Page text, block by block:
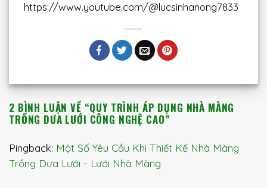
https://www.youtube.com/@lucsinhanong7833
2 BÌNH LUẬN VỀ “QUY TRÌNH ÁP DỤNG NHÀ MÀNG
TRỒNG DƯA LƯỚI CÔNG NGHỆ CAO”
Pingback: Một Số Yêu Cầu Khi Thiết Kế Nhà Màng
Trồng Dưa Lưới - Lưới Nhà Màng